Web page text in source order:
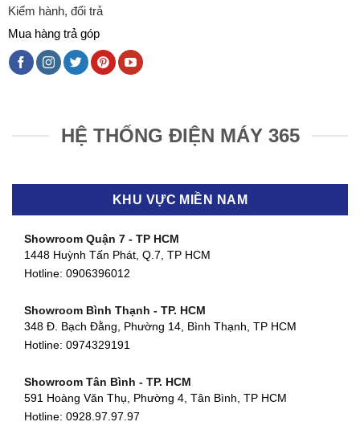
Kiểm hành, đổi trả
Mua hàng trả góp
HỆ THỐNG ĐIỆN MÁY 365
KHU VỰC MIỀN NAM
Showroom Quận 7 - TP HCM
1448 Huỳnh Tấn Phát, Q.7, TP HCM
Hotline: 0906396012
Showroom Bình Thạnh - TP. HCM
348 Đ. Bạch Đằng, Phường 14, Bình Thạnh, TP HCM
Hotline: 0974329191
Showroom Tân Bình - TP. HCM
591 Hoàng Văn Thụ, Phường 4, Tân Bình, TP HCM
Hotline: 0928.97.97.97